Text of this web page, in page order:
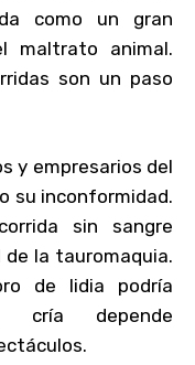
como un gran
maltrato animal.
son un paso
y empresarios del
su inconformidad.
sin sangre
la tauromaquia.
de lidia podría
cría depende